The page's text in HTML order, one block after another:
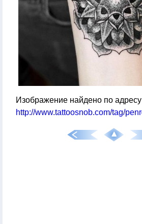
Изображение найдено по адресу